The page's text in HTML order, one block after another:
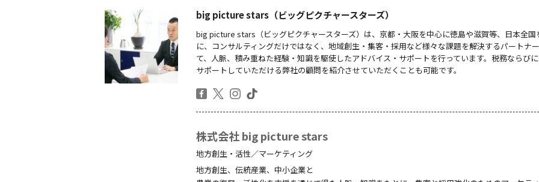
big picture stars（ビッグピクチャースターズ）
big picture stars（ビッグピクチャースターズ）は、京都・大阪を中心に徳島や滋賀等、日本全国
に、コンサルティングだけではなく、地域創生・集客・採用など様々な課題を解決するパートナ
て、人脈、積み重ねた経験・知識を駆使したアドバイス・サポートを行っています。税務ならび
サポートしていただける弊社の顧問を紹介させていただくことも可能です。
株式会社 big picture stars
地方創生・活性／マーケティング
地方創生、伝統産業、中小企業と